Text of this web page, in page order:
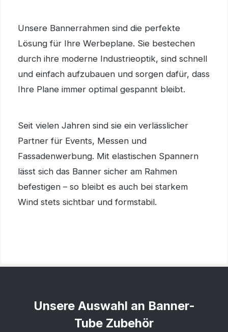
Unsere Bannerrahmen sind die perfekte
Lösung für Ihre Werbeplane. Sie bestechen
durch ihre moderne Industrieoptik, sind schnell
und einfach aufzubauen und sorgen dafür, dass
Ihre Plane immer optimal gespannt bleibt.
Seit vielen Jahren sind sie ein verlässlicher
Partner für Events, Messen und
Fassadenwerbung. Mit elastischen Spannern
lässt sich das Banner sicher am Rahmen
befestigen – so bleibt es auch bei starkem
Wind stets sichtbar und formstabil.
Unsere Auswahl an Banner-
Tube Zubehör